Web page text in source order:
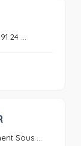
24 ...
Sous ...